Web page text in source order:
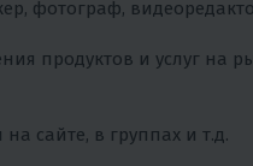
фотограф,
продуктов и услуг на
сайте, в группах и т.д.